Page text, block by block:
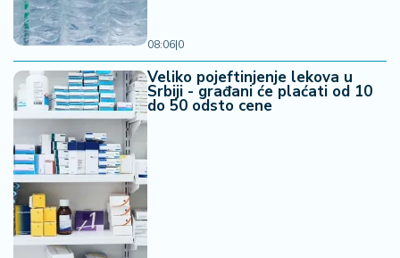
08:06|0
Veliko pojeftinjenje lekova u
Srbiji - građani će plaćati od 10
do 50 odsto cene